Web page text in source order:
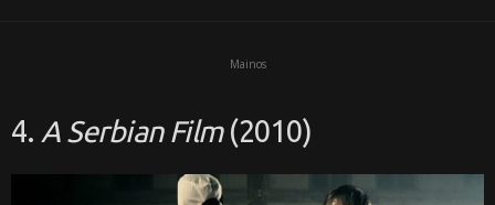
Mainos
4. A Serbian Film (2010)